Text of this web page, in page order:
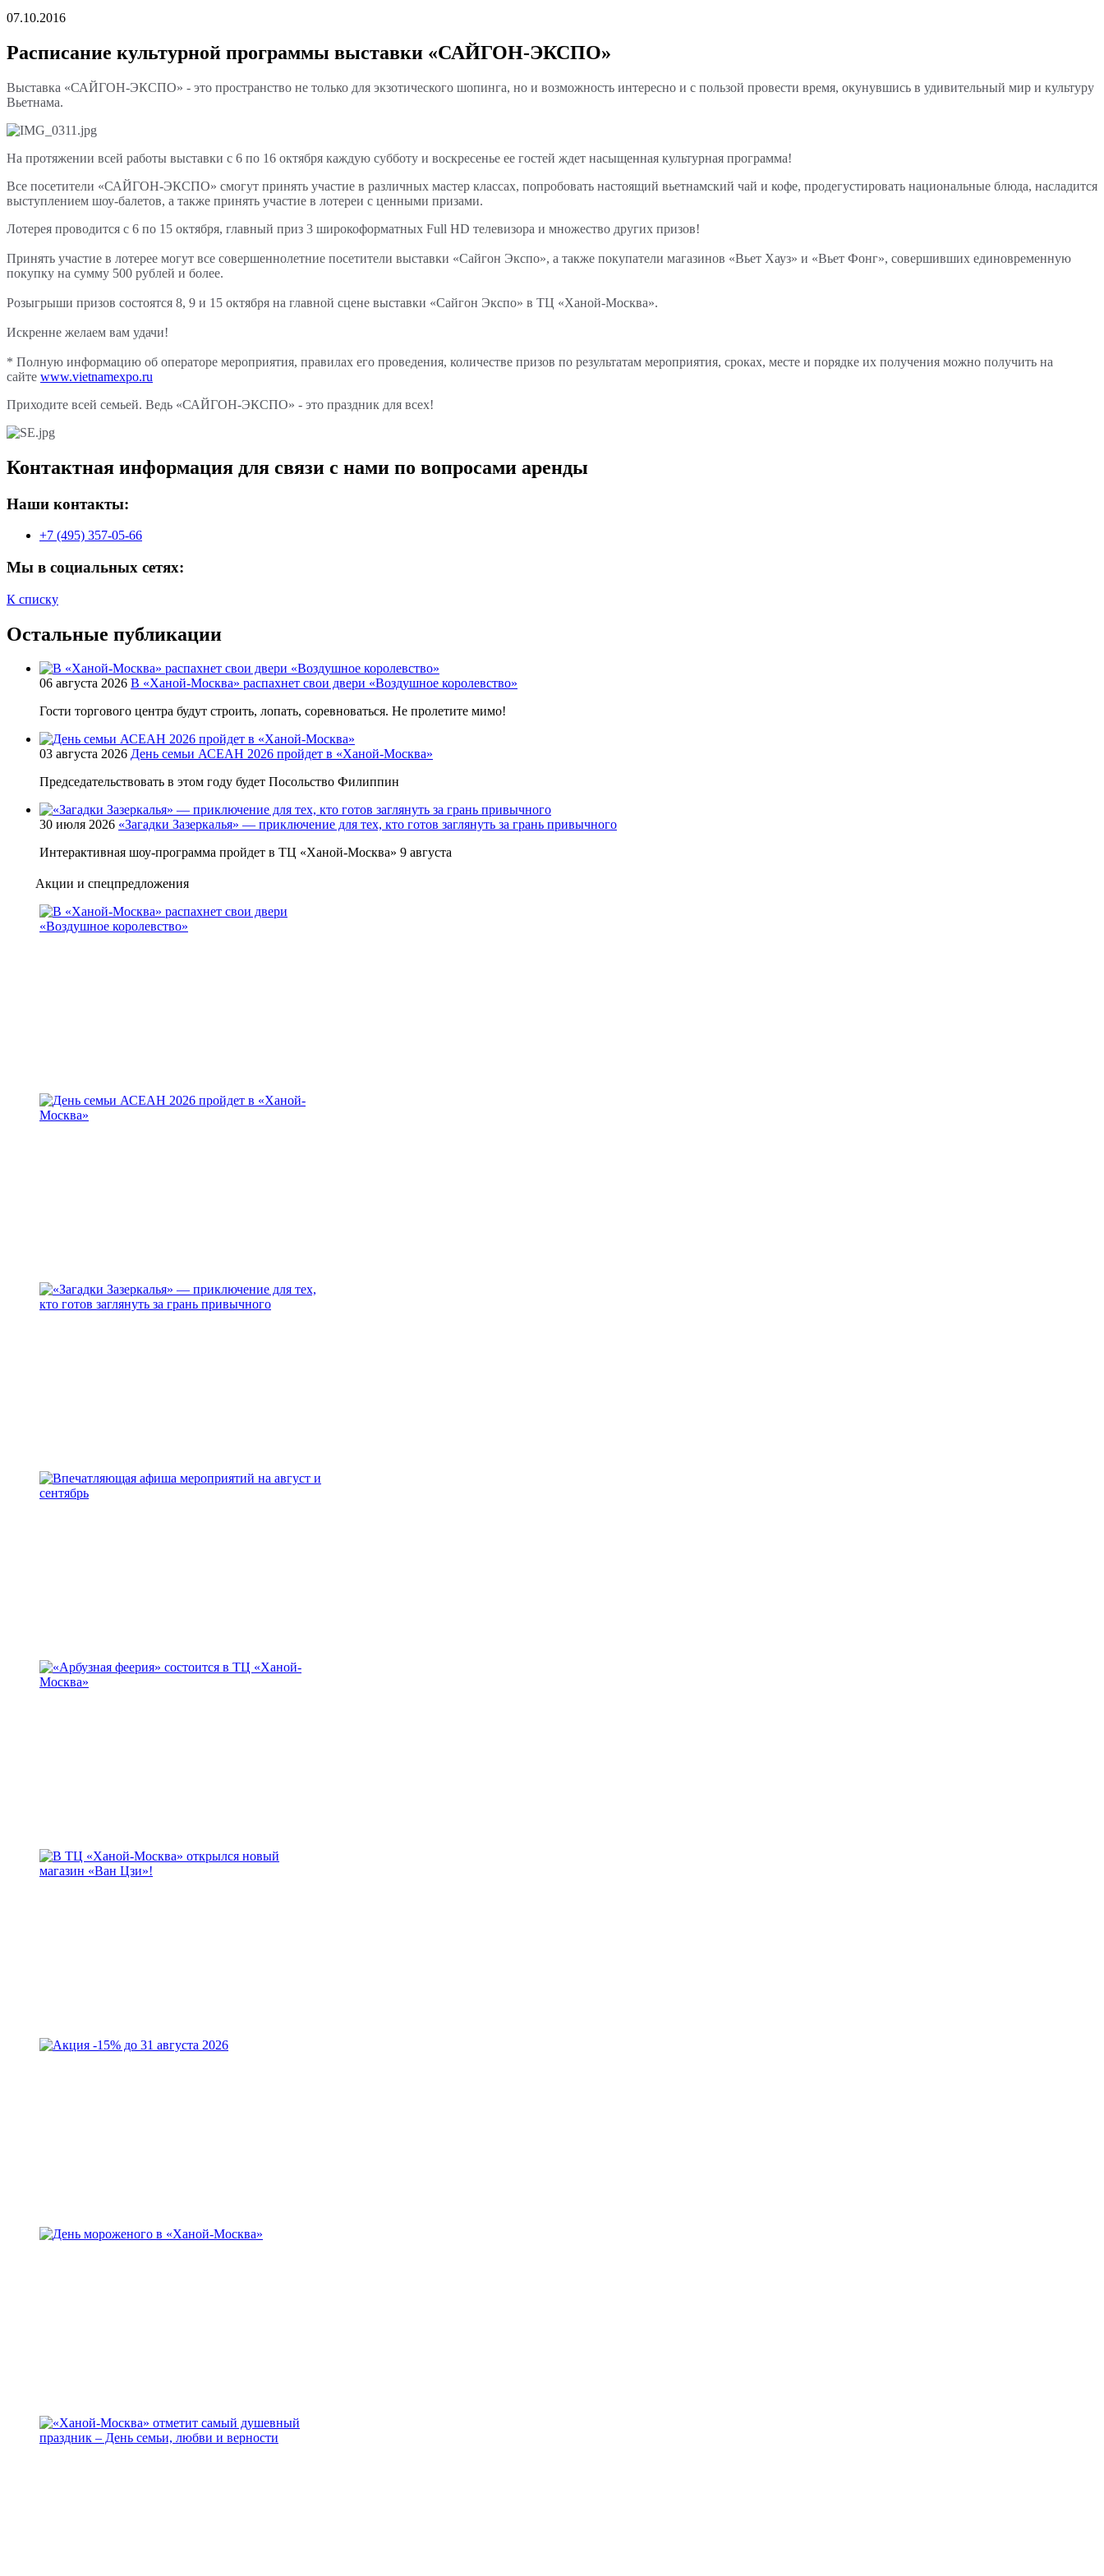
07.10.2016
Расписание культурной программы выставки «САЙГОН-ЭКСПО»
Выставка «САЙГОН-ЭКСПО» - это пространство не только для экзотического шопинга, но и возможность интересно и с пользой провести время, окунувшись в удивительный мир и культуру
Вьетнама.
На протяжении всей работы выставки с 6 по 16 октября каждую субботу и воскресенье ее гостей ждет насыщенная культурная программа!
Все посетители «САЙГОН-ЭКСПО» смогут принять участие в различных мастер классах, попробовать настоящий вьетнамский чай и кофе, продегустировать национальные блюда, насладится
выступлением шоу-балетов, а также принять участие в лотереи с ценными призами.
Лотерея проводится с 6 по 15 октября, главный приз 3 широкоформатных Full HD телевизора и множество других призов!
Принять участие в лотерее могут все совершеннолетние посетители выставки «Сайгон Экспо», а также покупатели магазинов «Вьет Хауз» и «Вьет Фонг», совершивших единовременную
покупку на сумму 500 рублей и более.
Розыгрыши призов состоятся 8, 9 и 15 октября на главной сцене выставки «Сайгон Экспо» в ТЦ «Ханой-Москва».
Искренне желаем вам удачи!
* Полную информацию об операторе мероприятия, правилах его проведения, количестве призов по результатам мероприятия, сроках, месте и порядке их получения можно получить на
сайте www.vietnamexpo.ru
Приходите всей семьей. Ведь «САЙГОН-ЭКСПО» - это праздник для всех!
Контактная информация для связи с нами по вопросами аренды
Наши контакты:
+7 (495) 357-05-66
Мы в социальных сетях:
К списку
Остальные публикации
06 августа 2026 В «Ханой-Москва» распахнет свои двери «Воздушное королевство»
Гости торгового центра будут строить, лопать, соревноваться. Не пролетите мимо!
03 августа 2026 День семьи АСЕАН 2026 пройдет в «Ханой-Москва»
Председательствовать в этом году будет Посольство Филиппин
30 июля 2026 «Загадки Зазеркалья» — приключение для тех, кто готов заглянуть за грань привычного
Интерактивная шоу-программа пройдет в ТЦ «Ханой-Москва» 9 августа
Акции и спецпредложения